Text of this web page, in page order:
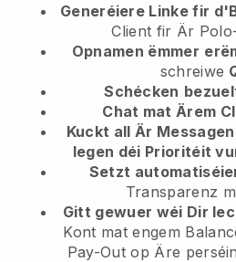
Generéiere Linke fir
Client fir Är
Opnamen ëmmer
schreiwe
Schécken
Chat mat Ärem
Kuckt all Är
legen déi Prioritéit
Setzt
Transparenz
Gitt gewuer wéi Dir
Kont mat engem
Pay-Out op Äre